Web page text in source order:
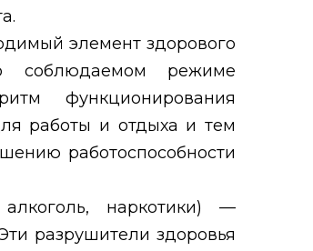
мый элемент здорового
соблюдаемом режиме
функционирования
работы и отдыха и тем
работоспособности
наркотики) —
разрушители здоровья